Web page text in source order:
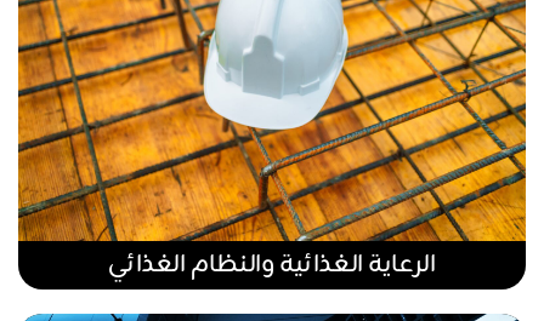
الرعاية الغذائية والنظام الغذائي